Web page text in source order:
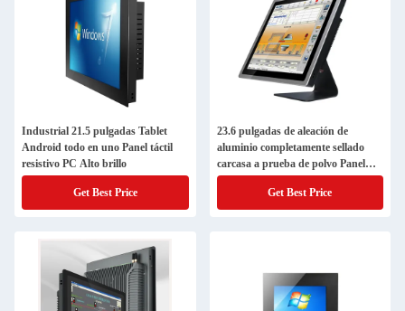
Industrial 21.5 pulgadas Tablet
Android todo en uno Panel táctil
resistivo PC Alto brillo
Get Best Price
23.6 pulgadas de aleación de
aluminio completamente sellado
carcasa a prueba de polvo Panel
industrial a prueba de agua PC
Get Best Price